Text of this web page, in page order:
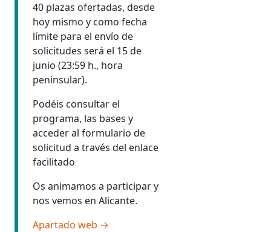
40 plazas ofertadas, desde
hoy mismo y como fecha
límite para el envío de
solicitudes será el 15 de
junio (23:59 h., hora
peninsular).
Podéis consultar el
programa, las bases y
acceder al formulario de
solicitud a través del enlace
facilitado
Os animamos a participar y
nos vemos en Alicante.
Apartado web →